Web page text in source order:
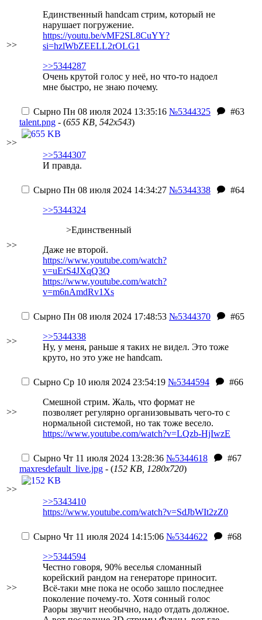
>>
Единственный handcam стрим, который не
нарушает погружение.
https://youtu.be/vMF2SL8CuYY?
si=hzlWbZEELL2rOLG1
>>5344287
Очень крутой голос у неё, но что-то надоел
мне быстро, не знаю почему.
>>
Сырно Пн 08 июля 2024 13:35:16 №5344325
#63
talent.png - (655 KB, 542x543)
>>5344307
И правда.
>>
Сырно Пн 08 июля 2024 14:34:27 №5344338
#64
>>5344324
>Единственный
Даже не второй.
https://www.youtube.com/watch?
v=uErS4JXqQ3Q
https://www.youtube.com/watch?
v=m6nAmdRv1Xs
>>
Сырно Пн 08 июля 2024 17:48:53 №5344370
#65
>>5344338
Ну, у меня, раньше я таких не видел. Это тоже
круто, но это уже не handcam.
>>
Сырно Ср 10 июля 2024 23:54:19 №5344594
#66
Смешной стрим. Жаль, что формат не
позволяет регулярно организовывать чего-то с
нормальной системой, но так тоже весело.
https://www.youtube.com/watch?v=LQzb-HjIwzE
>>
Сырно Чт 11 июля 2024 13:28:36 №5344618
#67
maxresdefault_live.jpg - (152 KB, 1280x720)
>>5343410
https://www.youtube.com/watch?v=SdJbWIt2zZ0
>>
Сырно Чт 11 июля 2024 14:15:06 №5344622
#68
>>5344594
Честно говоря, 90% веселья сломанный
корейский рандом на генераторе приносит.
Всё-таки мне пока не особо зашло последнее
поколение почему-то. Хотя сонный голос
Раоры звучит необычно, надо отдать должное.